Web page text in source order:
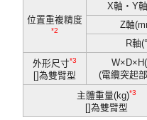
位置重複精度
*2
X軸・Y
Z軸
R軸
外形尺寸*3
[]為雙臂型
(電纜突起
主體重量(kg)*3
[]為雙臂型